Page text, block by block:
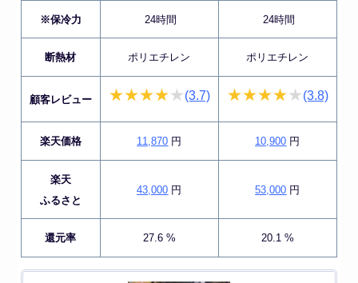
※保冷力 24時間 24時間
断熱材 ポリエチレン ポリエチレン
顧客レビュー (3.7) (3.8)
楽天価格 11,870 円 10,900 円
楽天
ふるさと
43,000 円 53,000 円
還元率 27.6 % 20.1 %